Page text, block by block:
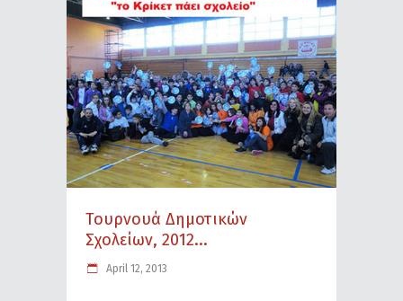
Τουρνουά Δημοτικών
Σχολείων, 2012...
April 12, 2013